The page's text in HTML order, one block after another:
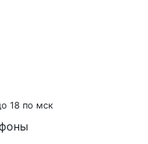
18 по мск